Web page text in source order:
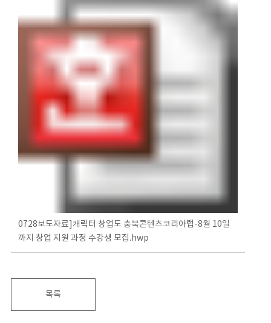
0728보도자료]캐릭터 창업도 충북콘텐츠코리아랩-8월 10일
까지 창업 지원 과정 수강생 모집.hwp
목록